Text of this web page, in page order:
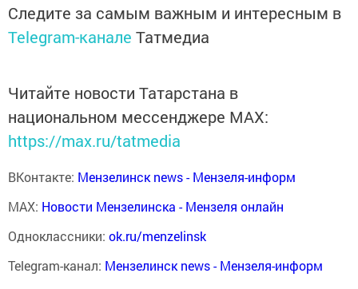
Следите за самым важным и интересным в
Telegram-канале Татмедиа
Читайте новости Татарстана в
национальном мессенджере MАХ:
https://max.ru/tatmedia
ВКонтакте: Мензелинск news - Мензеля-информ
MAX: Новости Мензелинска - Мензеля онлайн
Одноклассники: ok.ru/menzelinsk
Telegram-канал: Мензелинск news - Мензеля-информ